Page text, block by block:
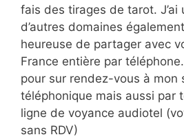
fais des tirages de tarot. J’ai
d’autres domaines
heureuse de partager avec
France entière par
pour sur rendez-vous à mon
téléphonique mais aussi par
ligne de voyance audiotel
sans RDV)